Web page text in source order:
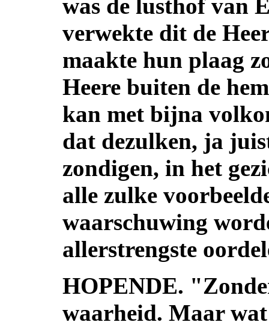
was de lusthof van
verwekte dit de
maakte hun plaag
Heere buiten de
kan met bijna
dat dezulken, ja
zondigen, in het
alle zulke
waarschuwing
allerstrengste
HOPENDE.
waarheid. Maar wat